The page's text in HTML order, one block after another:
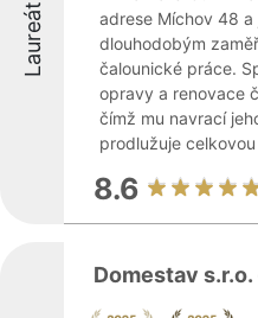
Laureáti
adrese Míchov 48 a
dlouhodobým
čalounické práce.
opravy a renovace
čímž mu navrací
prodlužuje celkovou
8.6
Domestav